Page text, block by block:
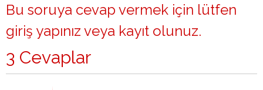
Bu soruya cevap vermek için lütfen
giriş yapınız veya kayıt olunuz.
3 Cevaplar